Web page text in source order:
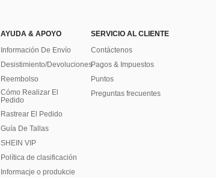
AYUDA & APOYO
Información De Envío
Desistimiento/Devoluciones
Reembolso
Cómo Realizar El
Pedido
Rastrear El Pedido
Guía De Tallas
SHEIN VIP
Política de clasificación
Informacje o produkcie
SERVICIO AL CLIENTE
Contáctenos
Pagos & Impuestos
Puntos
Preguntas frecuentes